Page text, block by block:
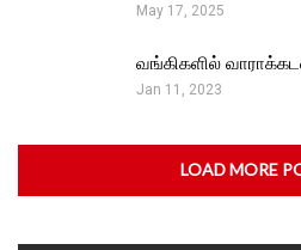
May 17, 2025
வங்கிகளில்
Jan 11, 2023
LOAD MORE